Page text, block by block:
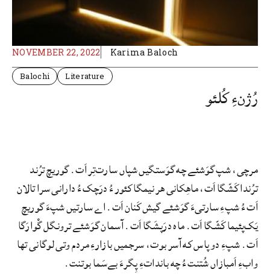
NOVEMBER 22, 2022 Karima Baloch
Balochi Literature
رُژنءِ کُلئو
مرچی، شپ گوَشئے چه گوَستگیں شپاں سارت‌تِر اَت. گوریچ ترُند
ترُندا کَشّگا اَت، ماهِکانی هر نیمگا کئور ءُ درَچک ءُ دارانی سرا تالان
اَت ءُ شپءِ سارتیءَ گوَشئے گیش کَنان اَت. اے سارتیں شپءَ گوریچ
یَک‌پئیما کَشّگا اَت. ماه درَپشَگا اَت. آسمان گوَشئے ترونگل گْوارَگا
اَت. شپءِ دو پاس که آسر بوت، سرجمیں بازارءِ مردم وتی لوگانی تها
وابءِ اَمبازاں شُتنت ءُ چه بانداتءِ پِگرءَ بےسَما بوتنت.